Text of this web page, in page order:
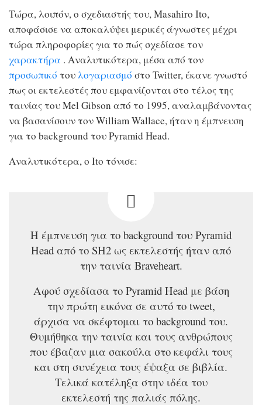
Τώρα, λοιπόν, ο σχεδιαστής του, Masahiro Ito,
αποφάσισε να αποκαλύψει μερικές άγνωστες μέχρι
τώρα πληροφορίες για το πώς σχεδίασε τον
χαρακτήρα . Αναλυτικότερα, μέσα από τον
προσωπικό τουλογαριασμό στο Twitter, έκανε γνωστό
πως οι εκτελεστές που εμφανίζονται στο τέλος της
ταινίας του Mel Gibson από το 1995, αναλαμβάνοντας
να βασανίσουν τον William Wallace, ήταν η έμπνευση
για το background του Pyramid Head.
Αναλυτικότερα, ο Ito τόνισε:
Η έμπνευση για το background του Pyramid
Head από το SH2 ως εκτελεστής ήταν από
την ταινία Braveheart.
Αφού σχεδίασα το Pyramid Head με βάση
την πρώτη εικόνα σε αυτό το tweet,
άρχισα να σκέφτομαι το background του.
Θυμήθηκα την ταινία και τους ανθρώπους
που έβαζαν μια σακούλα στο κεφάλι τους
και στη συνέχεια τους έψαξα σε βιβλία.
Τελικά κατέληξα στην ιδέα του
εκτελεστή της παλιάς πόλης.